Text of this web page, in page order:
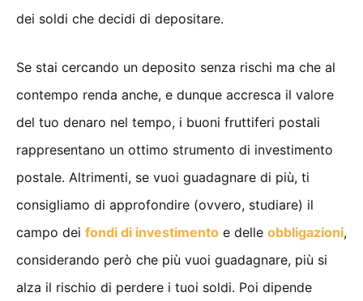
dei soldi che decidi di depositare.
Se stai cercando un deposito senza rischi ma che al
contempo renda anche, e dunque accresca il valore
del tuo denaro nel tempo, i buoni fruttiferi postali
rappresentano un ottimo strumento di investimento
postale. Altrimenti, se vuoi guadagnare di più, ti
consigliamo di approfondire (ovvero, studiare) il
campo dei fondi di investimento e delle obbligazioni,
considerando però che più vuoi guadagnare, più si
alza il rischio di perdere i tuoi soldi. Poi dipende